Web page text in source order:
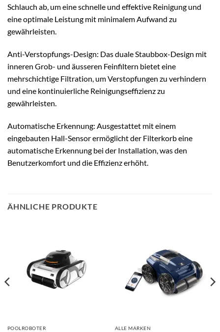
Schlauch ab, um eine schnelle und effektive Reinigung und
eine optimale Leistung mit minimalem Aufwand zu
gewährleisten.
Anti-Verstopfungs-Design: Das duale Staubbox-Design mit
inneren Grob- und äusseren Feinfiltern bietet eine
mehrschichtige Filtration, um Verstopfungen zu verhindern
und eine kontinuierliche Reinigungseffizienz zu
gewährleisten.
Automatische Erkennung: Ausgestattet mit einem
eingebauten Hall-Sensor ermöglicht der Filterkorb eine
automatische Erkennung bei der Installation, was den
Benutzerkomfort und die Effizienz erhöht.
ÄHNLICHE PRODUKTE
POOLROBOTER ALLE MARKEN